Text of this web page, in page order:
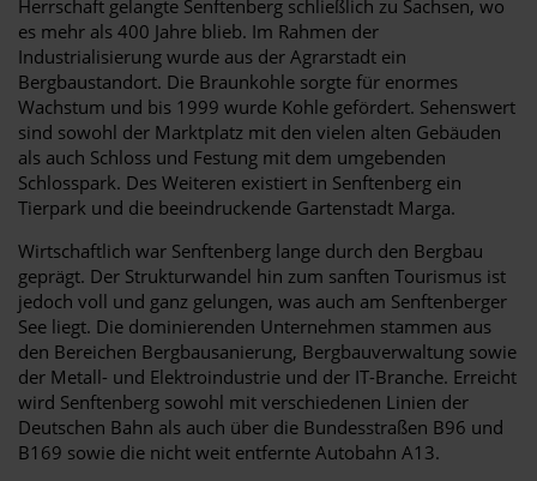
Herrschaft gelangte Senftenberg schließlich zu Sachsen, wo
es mehr als 400 Jahre blieb. Im Rahmen der
Industrialisierung wurde aus der Agrarstadt ein
Bergbaustandort. Die Braunkohle sorgte für enormes
Wachstum und bis 1999 wurde Kohle gefördert. Sehenswert
sind sowohl der Marktplatz mit den vielen alten Gebäuden
als auch Schloss und Festung mit dem umgebenden
Schlosspark. Des Weiteren existiert in Senftenberg ein
Tierpark und die beeindruckende Gartenstadt Marga.
Wirtschaftlich war Senftenberg lange durch den Bergbau
geprägt. Der Strukturwandel hin zum sanften Tourismus ist
jedoch voll und ganz gelungen, was auch am Senftenberger
See liegt. Die dominierenden Unternehmen stammen aus
den Bereichen Bergbausanierung, Bergbauverwaltung sowie
der Metall- und Elektroindustrie und der IT-Branche. Erreicht
wird Senftenberg sowohl mit verschiedenen Linien der
Deutschen Bahn als auch über die Bundesstraßen B96 und
B169 sowie die nicht weit entfernte Autobahn A13.